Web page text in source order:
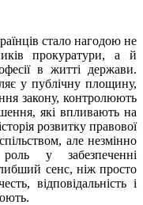
стало нагодою не
прокуратури, а й
в житті держави.
у публічну площину,
закону, контролюють
які впливають на
розвитку правової
але незмінно
у забезпеченні
сенс, ніж просто
відповідальність і